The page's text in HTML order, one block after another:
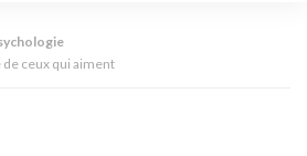
de ceux qui aiment